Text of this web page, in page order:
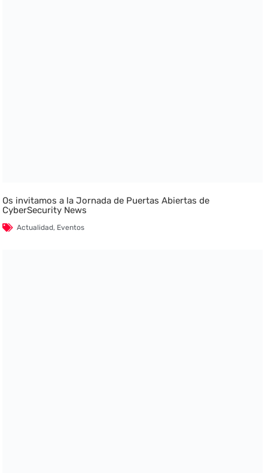
Os invitamos a la Jornada de Puertas Abiertas de
CyberSecurity News
Actualidad, Eventos